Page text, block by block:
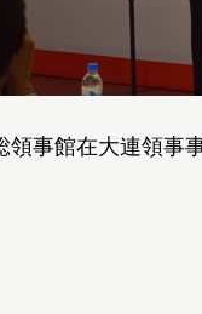
領事館在大連領事